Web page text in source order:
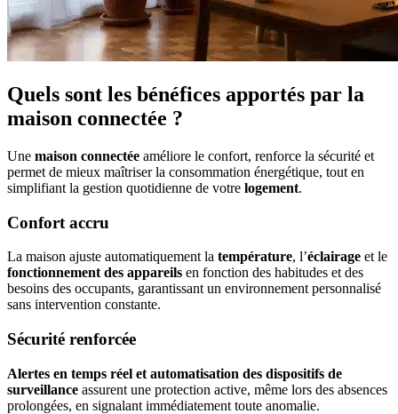
Quels sont les bénéfices apportés par la
maison connectée ?
Une maison connectée améliore le confort, renforce la sécurité et
permet de mieux maîtriser la consommation énergétique, tout en
simplifiant la gestion quotidienne de votre logement.
Confort accru
La maison ajuste automatiquement la température, l’éclairage et le
fonctionnement des appareils en fonction des habitudes et des
besoins des occupants, garantissant un environnement personnalisé
sans intervention constante.
Sécurité renforcée
Alertes en temps réel et automatisation des dispositifs de
surveillance assurent une protection active, même lors des absences
prolongées, en signalant immédiatement toute anomalie.